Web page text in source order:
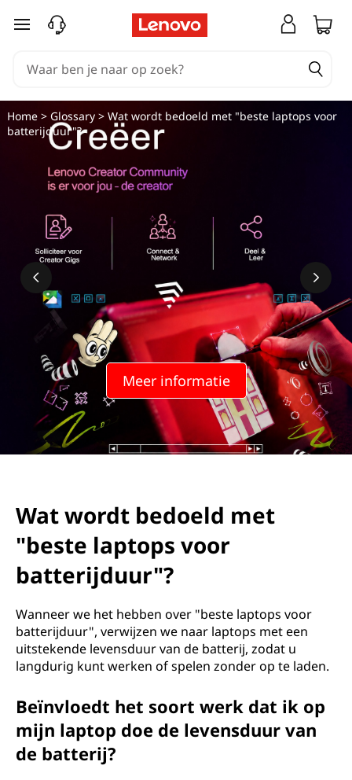
Ga naar de hoofdinhoud
Meer informatie
Home> Glossary> Wat wordt bedoeld met "beste laptops voor
batterijduur"?
Wat wordt bedoeld met
"beste laptops voor
batterijduur"?
Wanneer we het hebben over "beste laptops voor
batterijduur", verwijzen we naar laptops met een
uitstekende levensduur van de batterij, zodat u
langdurig kunt werken of spelen zonder op te laden.
Beïnvloedt het soort werk dat ik op
mijn laptop doe de levensduur van
de batterij?